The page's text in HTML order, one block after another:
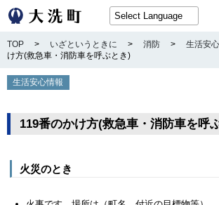
TOP > いざというときに > 消防 > 生活安
け方(救急車・消防車を呼ぶとき)
生活安心情報
119番のかけ方(救急車・消防車を呼
火災のとき